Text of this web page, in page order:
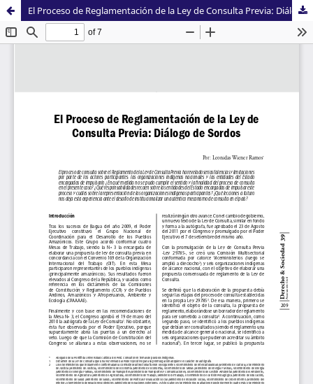
El Proceso de Reglamentación de la Ley de Consulta Previa: Diálogo de Sordos